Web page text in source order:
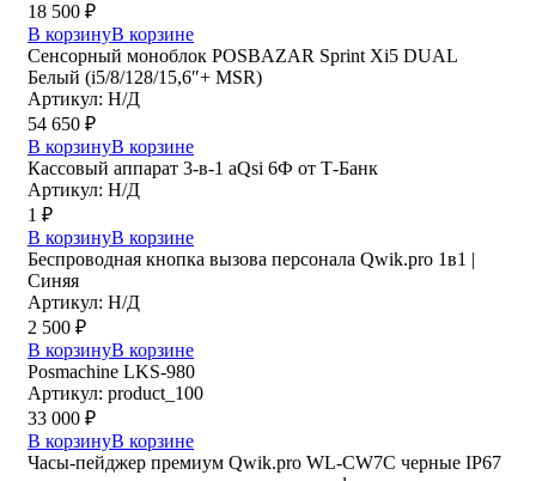
18 500 ₽
В корзинуВ корзине
Сенсорный моноблок POSBAZAR Sprint Хi5 DUAL
Белый (i5/8/128/15,6″+ MSR)
Артикул: Н/Д
54 650 ₽
В корзинуВ корзине
Кассовый аппарат 3-в-1 aQsi 6Ф от Т-Банк
Артикул: Н/Д
1 ₽
В корзинуВ корзине
Беспроводная кнопка вызова персонала Qwik.pro 1в1 |
Cиняя
Артикул: Н/Д
2 500 ₽
В корзинуВ корзине
Posmaсhine LKS-980
Артикул: product_100
33 000 ₽
В корзинуВ корзине
Часы-пейджер премиум Qwik.pro WL-CW7C черные IP67